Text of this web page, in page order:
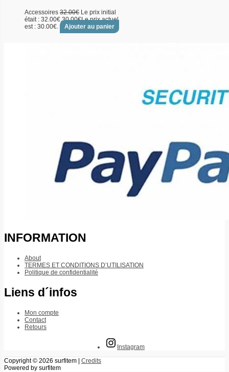
Accessoires 32.00€ Le prix initial
était : 32.00€.30.00€Le prix actuel
est : 30.00€.
Ajouter au panier
INFORMATION
About
TERMES ET CONDITIONS D’UTILISATION
Politique de confidentialité
Liens d´infos
Mon compte
Contact
Retours
Instagram
Copyright © 2026 surfitem | Credits
Powered by surfitem